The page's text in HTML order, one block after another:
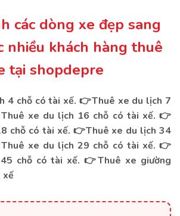
các dòng xe đẹp sang
nhiều khách hàng thuê
tại shopdepre
4 chỗ có tài xế. 👉Thuê xe du lịch 7
Thuê xe du lịch 16 chỗ có tài xế. 👉
chỗ có tài xế. 👉Thuê xe du lịch 34
Thuê xe du lịch 29 chỗ có tài xế. 👉
chỗ có tài xế. 👉Thuê xe giường
xế